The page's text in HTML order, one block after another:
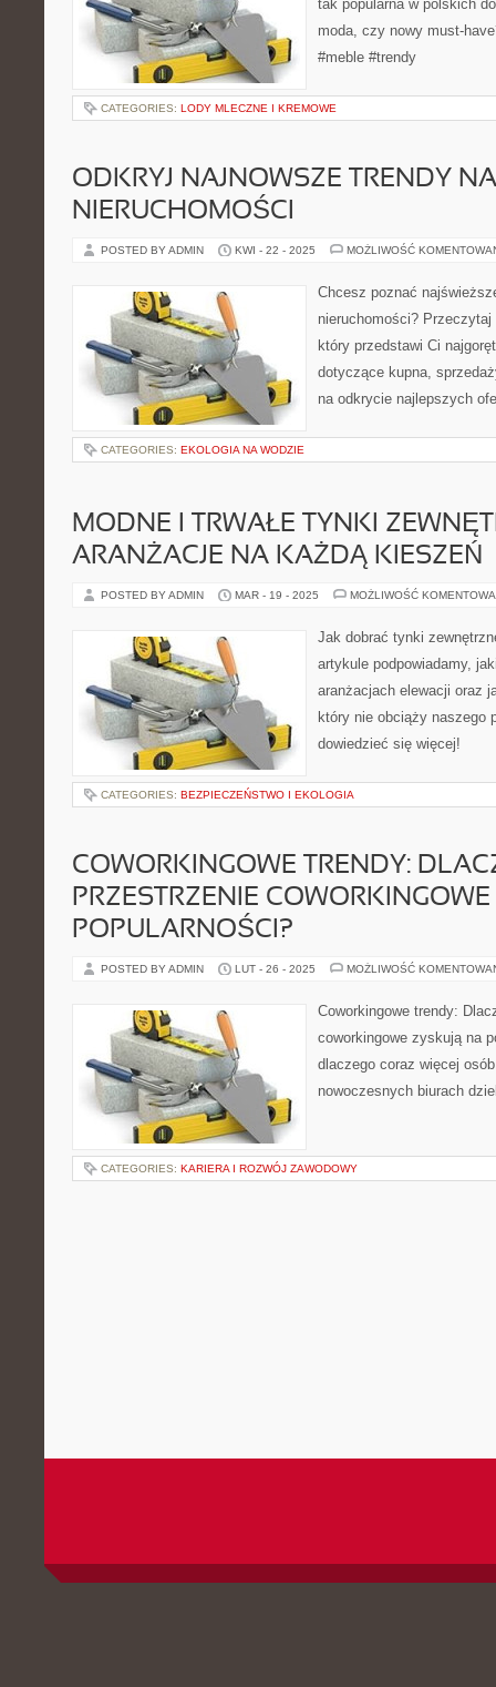
tak popularna w polskich
moda, czy nowy must-
#meble #trendy
CATEGORIES: LODY MLECZNE I KREMOWE
ODKRYJ NAJNOWSZE TRENDY
NIERUCHOMOŚCI
POSTED BY ADMIN KWI - 22 - 2025 MOŻLIWOŚĆ
Chcesz poznać
nieruchomości?
który przedstawi Ci
dotyczące kupna,
na odkrycie najlepszych
CATEGORIES: EKOLOGIA NA WODZIE
MODNE I TRWAŁE TYNKI
ARANŻACJE NA KAŻDĄ KIESZEŃ
POSTED BY ADMIN MAR - 19 - 2025 MOŻLIWOŚĆ
Jak dobrać tynki
artykule podpowiadamy,
aranżacjach elewacji oraz
który nie obciąży naszego
dowiedzieć się więcej!
CATEGORIES: BEZPIECZEŃSTWO I EKOLOGIA
COWORKINGOWE TRENDY:
PRZESTRZENIE
POPULARNOŚCI?
POSTED BY ADMIN LUT - 26 - 2025 MOŻLIWOŚĆ
Coworkingowe trendy:
coworkingowe zyskują na
dlaczego coraz więcej
nowoczesnych biurach
CATEGORIES: KARIERA I ROZWÓJ ZAWODOWY